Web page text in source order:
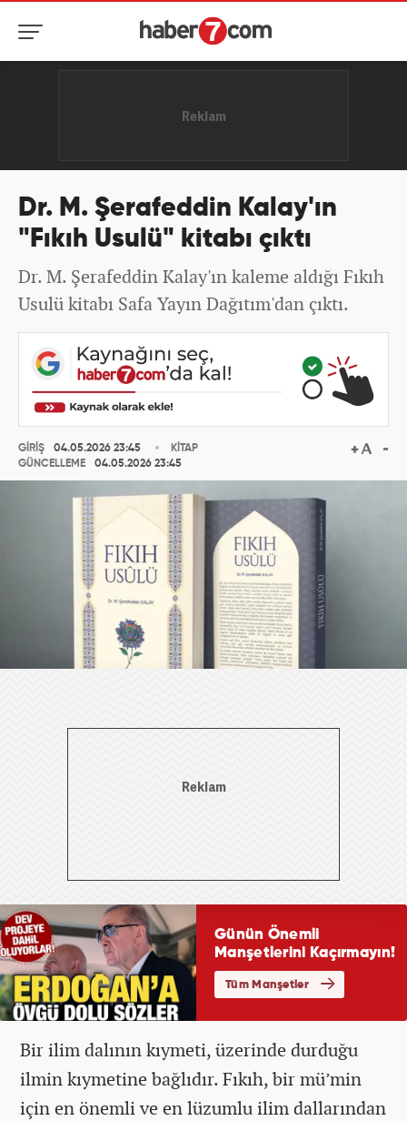
Dr. M. Şerafeddin Kalay'ın
"Fıkıh Usulü" kitabı çıktı
Dr. M. Şerafeddin Kalay'ın kaleme aldığı Fıkıh
Usulü kitabı Safa Yayın Dağıtım'dan çıktı.
GİRİŞ
04.05.2026 23:45
GÜNCELLEME
04.05.2026 23:45
KİTAP
Bir ilim dalının kıymeti, üzerinde durduğu
ilmin kıymetine bağlıdır. Fıkıh, bir mü’min
için en önemli ve en lüzumlu ilim dallarından